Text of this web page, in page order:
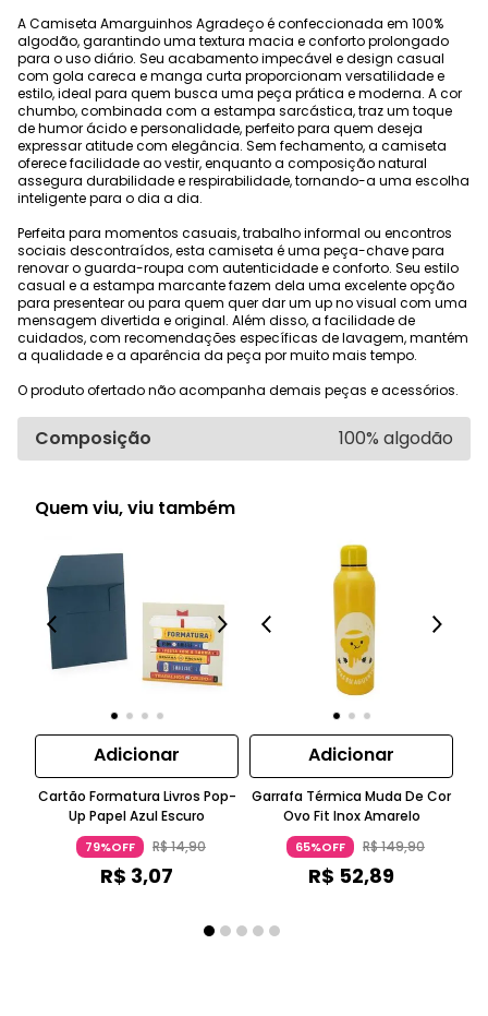
A Camiseta Amarguinhos Agradeço é confeccionada em 100%
algodão, garantindo uma textura macia e conforto prolongado
para o uso diário. Seu acabamento impecável e design casual
com gola careca e manga curta proporcionam versatilidade e
estilo, ideal para quem busca uma peça prática e moderna. A cor
chumbo, combinada com a estampa sarcástica, traz um toque
de humor ácido e personalidade, perfeito para quem deseja
expressar atitude com elegância. Sem fechamento, a camiseta
oferece facilidade ao vestir, enquanto a composição natural
assegura durabilidade e respirabilidade, tornando-a uma escolha
inteligente para o dia a dia.
Perfeita para momentos casuais, trabalho informal ou encontros
sociais descontraídos, esta camiseta é uma peça-chave para
renovar o guarda-roupa com autenticidade e conforto. Seu estilo
casual e a estampa marcante fazem dela uma excelente opção
para presentear ou para quem quer dar um up no visual com uma
mensagem divertida e original. Além disso, a facilidade de
cuidados, com recomendações específicas de lavagem, mantém
a qualidade e a aparência da peça por muito mais tempo.
O produto ofertado não acompanha demais peças e acessórios.
Composição 100% algodão
Quem viu, viu também
Adicionar
Cartão Formatura Livros Pop-
Up Papel Azul Escuro
79%OFF R$14,90
R$ 3,07
Adicionar
Garrafa Térmica Muda De Cor
Ovo Fit Inox Amarelo
65%OFF R$149,90
R$ 52,89